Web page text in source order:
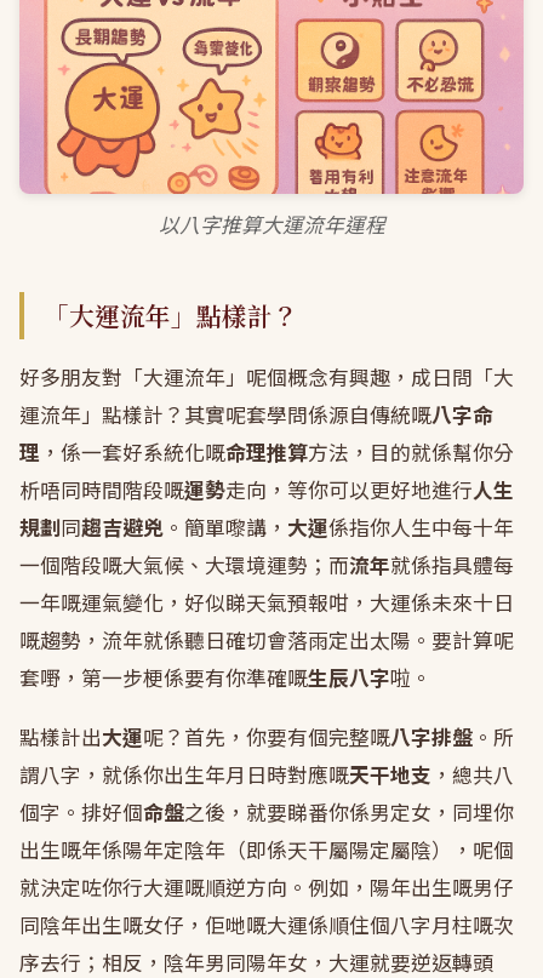
以八字推算大運流年運程
「大運流年」點樣計？
好多朋友對「大運流年」呢個概念有興趣，成日問「大
運流年」點樣計？其實呢套學問係源自傳統嘅八字命
理 ，係一套好系統化嘅命理推算方法，目的就係幫你分
析唔同時間階段嘅運勢走向，等你可以更好地進行人生
規劃同趨吉避兇 。簡單嚟講， 大運係指你人生中每十年
一個階段嘅大氣候、大環境運勢；而流年就係指具體每
一年嘅運氣變化，好似睇天氣預報咁，大運係未來十日
嘅趨勢，流年就係聽日確切會落雨定出太陽。要計算呢
套嘢，第一步梗係要有你準確嘅生辰八字啦。
點樣計出大運呢？首先，你要有個完整嘅八字排盤 。所
謂八字，就係你出生年月日時對應嘅天干地支 ，總共八
個字。排好個命盤之後，就要睇番你係男定女，同埋你
出生嘅年係陽年定陰年（即係天干屬陽定屬陰），呢個
就決定咗你行大運嘅順逆方向。例如，陽年出生嘅男仔
同陰年出生嘅女仔，佢哋嘅大運係順住個八字月柱嘅次
序去行；相反，陰年男同陽年女，大運就要逆返轉頭